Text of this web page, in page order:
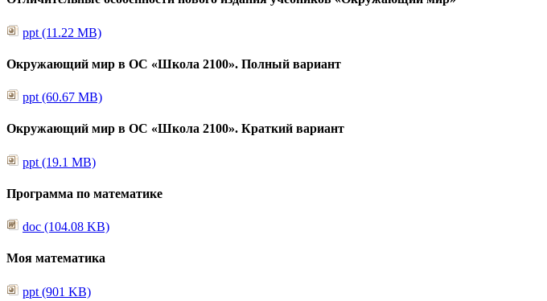
ppt (11.22 MB)
Окружающий мир в ОС «Школа 2100». Полный вариант
ppt (60.67 MB)
Окружающий мир в ОС «Школа 2100». Краткий вариант
ppt (19.1 MB)
Программа по математике
doc (104.08 KB)
Моя математика
ppt (901 KB)